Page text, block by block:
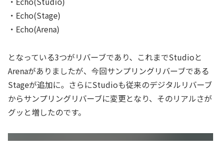
・Echo(Stage)
・Echo(Arena)
となっている3つがリバーブであり、これまでStudioと
Arenaがありましたが、今回サンプリングリバーブである
Stageが追加に。さらにStudioも従来のデジタルリバーブ
からサンプリングリバーブに変更となり、そのリアルさが
グッと増したのです。